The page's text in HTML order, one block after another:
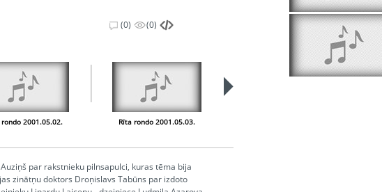
(0) (0)
rondo 2001.05.02. Rīta rondo 2001.05.03.
par rakstnieku pilnsapulci, kuras tēma bija
zinātņu doktors Droņislavs Tabūns par izdoto